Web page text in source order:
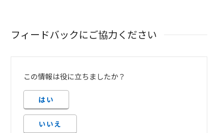
フィードバックにご協力ください
この情報は役に立ちましたか？
はい
いいえ